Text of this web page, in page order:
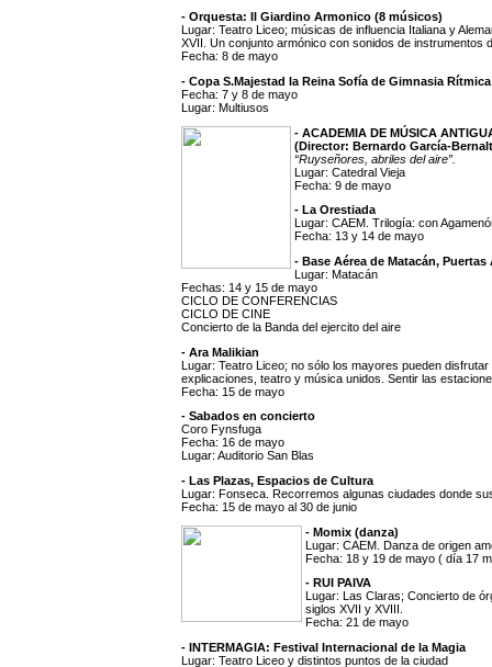
- Orquesta: Il Giardino Armonico (8 músicos)
Lugar: Teatro Liceo; músicas de influencia Italiana y
XVII. Un conjunto armónico con sonidos de instrumentos
Fecha: 8 de mayo
- Copa S.Majestad la Reina Sofía de Gimnasia Rítmica
Fecha: 7 y 8 de mayo
Lugar: Multiusos
- ACADEMIA DE MÚSICA
(Director: Bernardo García-
“Ruyseñores, abriles del aire”.
Lugar: Catedral Vieja
Fecha: 9 de mayo
- La Orestiada
Lugar: CAEM. Trilogía: con
Fecha: 13 y 14 de mayo
- Base Aérea de Matacán,
Lugar: Matacán
Fechas: 14 y 15 de mayo
CICLO DE CONFERENCIAS
CICLO DE CINE
Concierto de la Banda del ejercito del aire
- Ara Malikian
Lugar: Teatro Liceo; no sólo los mayores pueden
explicaciones, teatro y música unidos. Sentir las
Fecha: 15 de mayo
- Sabados en concierto
Coro Fynsfuga
Fecha: 16 de mayo
Lugar: Auditorio San Blas
- Las Plazas, Espacios de Cultura
Lugar: Fonseca. Recorremos algunas ciudades donde
Fecha: 15 de mayo al 30 de junio
- Momix (danza)
Lugar: CAEM. Danza de origen
Fecha: 18 y 19 de mayo ( día 17
- RUI PAIVA
Lugar: Las Claras; Concierto de
siglos XVII y XVIII.
Fecha: 21 de mayo
- INTERMAGIA: Festival Internacional de la Magia
Lugar: Teatro Liceo y distintos puntos de la ciudad